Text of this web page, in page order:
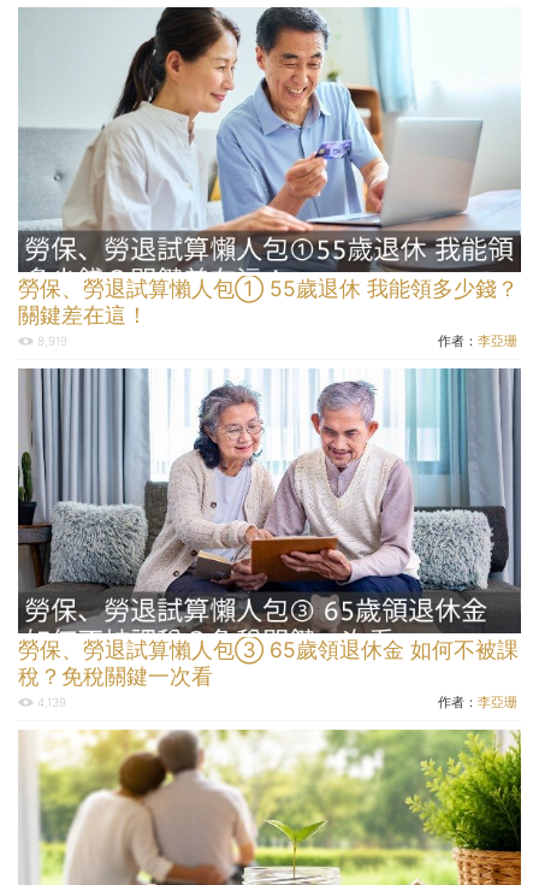
勞保、勞退試算懶人包① 55歲退休 我能領多少錢？
關鍵差在這！
8,919 作者： 李亞珊
勞保、勞退試算懶人包③ 65歲領退休金 如何不被課
稅？免稅關鍵一次看
4,139 作者： 李亞珊